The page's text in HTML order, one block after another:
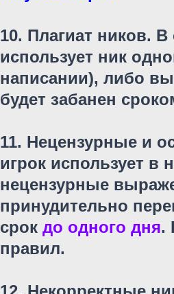
10. Плагиат ников. В
использует ник
написании), либо
будет забанен
11. Нецензурные и
игрок использует в
нецензурные
принудительно
срок до одного дня.
правил.